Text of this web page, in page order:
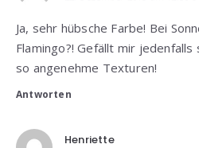
Ja, sehr hübsche Farbe! Bei
Flamingo?! Gefällt mir
so angenehme Texturen!
Antworten
Henriette